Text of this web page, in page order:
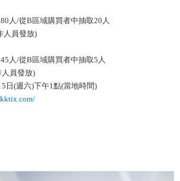
人/從B區域購買者中抽取20人
人員發放)
人/從B區域購買者中抽取5人
員發放)
日(週六)下午1點(當地時間)